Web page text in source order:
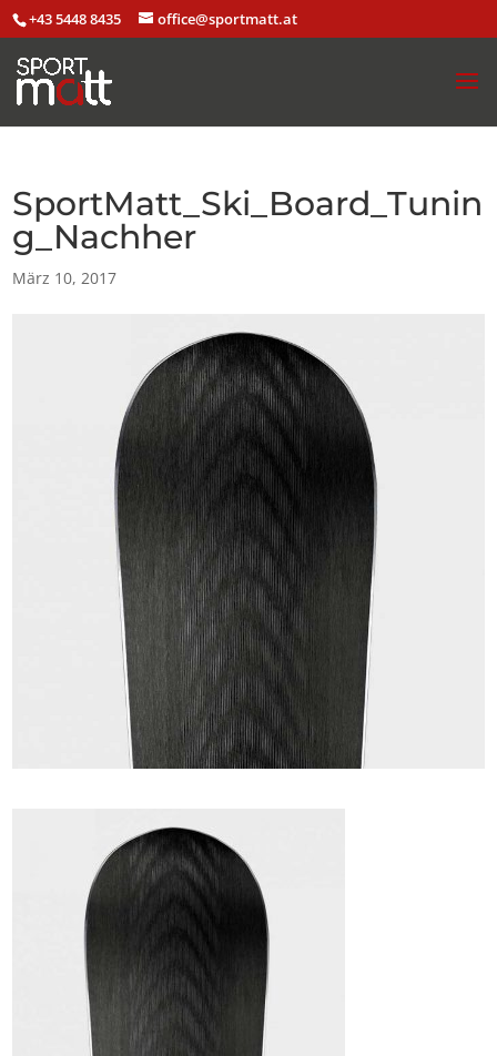
+43 5448 8435 office@sportmatt.at
SportMatt_Ski_Board_Tunin
g_Nachher
März 10, 2017